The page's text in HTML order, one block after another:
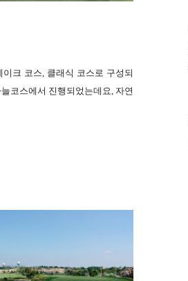
크 코스, 클래식 코스로 구성되
코스에서 진행되었는데요, 자연